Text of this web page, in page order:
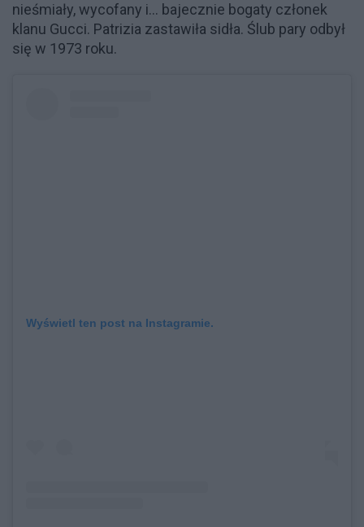
nieśmiały, wycofany i... bajecznie bogaty członek
klanu Gucci. Patrizia zastawiła sidła. Ślub pary odbył
się w 1973 roku.
Wyświetl ten post na Instagramie.